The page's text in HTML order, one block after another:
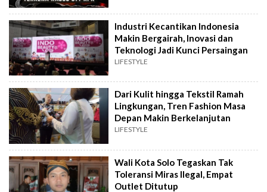
Industri Kecantikan Indonesia
Makin Bergairah, Inovasi dan
Teknologi Jadi Kunci Persaingan
LIFESTYLE
Dari Kulit hingga Tekstil Ramah
Lingkungan, Tren Fashion Masa
Depan Makin Berkelanjutan
LIFESTYLE
Wali Kota Solo Tegaskan Tak
Toleransi Miras Ilegal, Empat
Outlet Ditutup